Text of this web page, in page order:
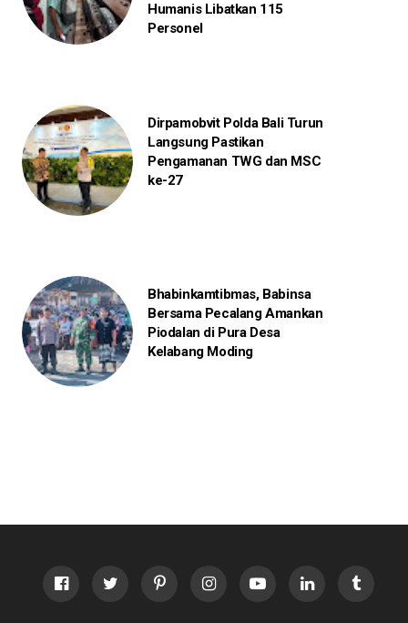
Humanis Libatkan 115
Personel
Dirpamobvit Polda Bali Turun
Langsung Pastikan
Pengamanan TWG dan MSC
ke-27
Bhabinkamtibmas, Babinsa
Bersama Pecalang Amankan
Piodalan di Pura Desa
Kelabang Moding